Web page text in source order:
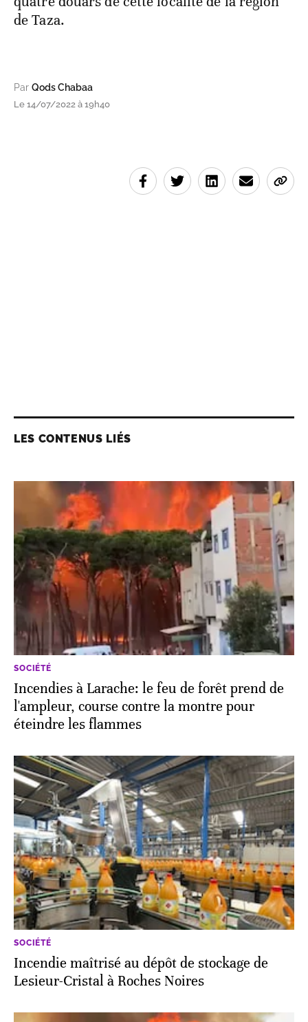
de Taza.
Par Qods Chabaa
Le 14/07/2022 à 19h40
LES CONTENUS LIÉS
SOCIÉTÉ
Incendies à Larache: le feu de forêt prend de
l'ampleur, course contre la montre pour
éteindre les flammes
SOCIÉTÉ
Incendie maîtrisé au dépôt de stockage de
Lesieur-Cristal à Roches Noires